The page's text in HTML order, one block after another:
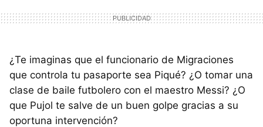
¿Te imaginas que el funcionario de Migraciones
que controla tu pasaporte sea Piqué? ¿O tomar una
clase de baile futbolero con el maestro Messi? ¿O
que Pujol te salve de un buen golpe gracias a su
oportuna intervención?